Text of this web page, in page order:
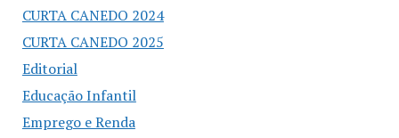
CURTA CANEDO 2024
CURTA CANEDO 2025
Editorial
Educação Infantil
Emprego e Renda